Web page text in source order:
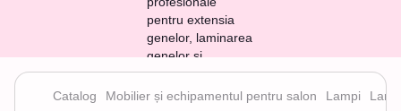
Catalog Mobilier și echipamentul pentru salon Lampi